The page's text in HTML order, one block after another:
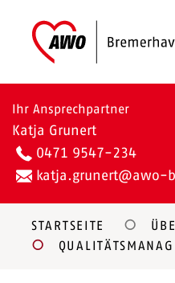
Ihr Ansprechpartner
Katja Grunert
0471 9547-234
katja.grunert@awo-
STARTSEITE